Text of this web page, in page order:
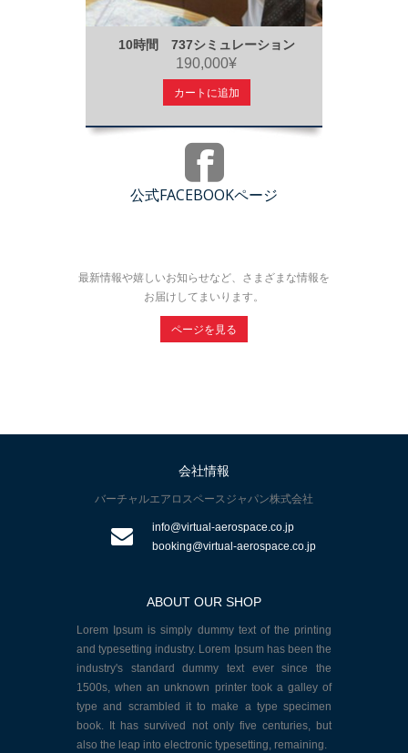
10時間 737シミュレーション
190,000¥
カートに追加
公式FACEBOOKページ
最新情報や嬉しいお知らせなど、さまざまな情報を
お届けしてまいります。
ページを見る
会社情報
バーチャルエアロスペースジャパン株式会社
info@virtual-aerospace.co.jp
booking@virtual-aerospace.co.jp
ABOUT OUR SHOP
Lorem Ipsum is simply dummy text of the printing
and typesetting industry. Lorem Ipsum has been the
industry's standard dummy text ever since the
1500s, when an unknown printer took a galley of
type and scrambled it to make a type specimen
book. It has survived not only five centuries, but
also the leap into electronic typesetting, remaining.